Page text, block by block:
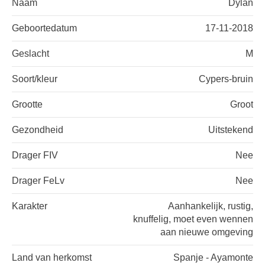
Naam Dylan
Geboortedatum 17-11-2018
Geslacht M
Soort/kleur Cypers-bruin
Grootte Groot
Gezondheid Uitstekend
Drager FIV Nee
Drager FeLv Nee
Karakter
Aanhankelijk, rustig,
knuffelig, moet even wennen
aan nieuwe omgeving
Land van herkomst Spanje - Ayamonte